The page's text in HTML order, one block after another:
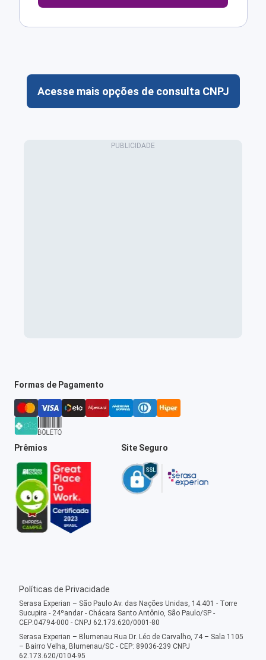
Acesse mais opções de consulta CNPJ
Formas de Pagamento
Prêmios Site Seguro
Políticas de Privacidade
Serasa Experian – São Paulo Av. das Nações Unidas, 14.401 - Torre
Sucupira - 24ºandar - Chácara Santo Antônio, São Paulo/SP -
CEP:04794-000 - CNPJ 62.173.620/0001-80
Serasa Experian – Blumenau Rua Dr. Léo de Carvalho, 74 – Sala 1105
– Bairro Velha, Blumenau/SC - CEP: 89036-239 CNPJ
62.173.620/0104-95